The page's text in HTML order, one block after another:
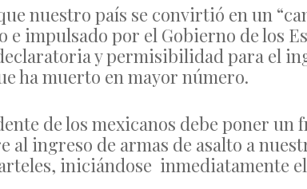
nuestro país se convirtió en un
e impulsado por el Gobierno de los
y permisibilidad para el
ha muerto en mayor número.
de los mexicanos debe poner
al ingreso de armas de asalto a
iniciándose inmediatamente